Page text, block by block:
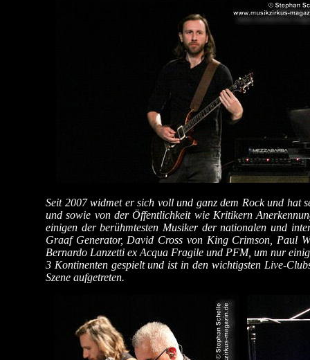
Seit 2007 widmet er sich voll und ganz dem Rock und hat
und sowie von der Öffentlichkeit wie Kritikern
einigen der berühmtesten Musiker der nationalen und
Graaf Generator, David Cross von King Crimson, Paul
Bernardo Lanzetti ex Acqua Fragile und PFM, um nur
3 Kontinenten gespielt und ist in den wichtigsten Live-
Szene aufgetreten.